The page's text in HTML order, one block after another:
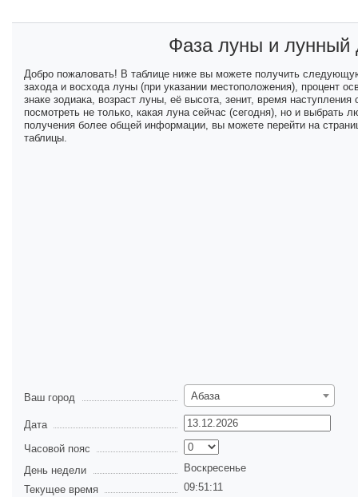
Фаза луны и
Добро пожаловать! В таблице ниже вы можете получить
захода и восхода луны (при указании местоположения), процент
знаке зодиака, возраст луны, её высота, зенит, время
посмотреть не только, какая луна сейчас (сегодня), но и
получения более общей информации, вы можете перейти на
таблицы.
Ваш город Абаза
Дата
Часовой пояс
День недели
Воскресенье
Текущее время
09:51:11